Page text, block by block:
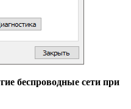
беспроводные сети при